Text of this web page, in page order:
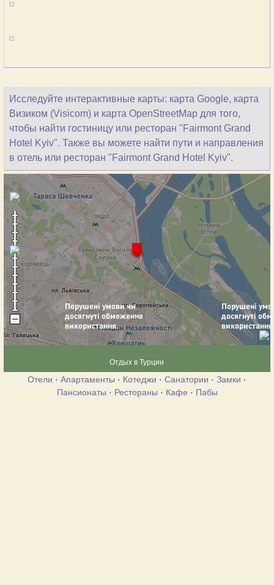
Исследуйте интерактивные карты: карта Google, карта
Визиком (Visicom) и карта OpenStreetMap для того,
чтобы найти гостиницу или ресторан "Fairmont Grand
Hotel Kyiv". Также вы можете найти пути и направления
в отель или ресторан "Fairmont Grand Hotel Kyiv".
Отдых в Турции
Отели · Апартаменты · Котеджи · Санатории · Замки ·
Пансионаты · Рестораны · Кафе · Пабы